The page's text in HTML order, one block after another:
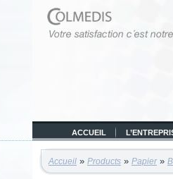
ACCUEIL
Accueil » Products » Papier»